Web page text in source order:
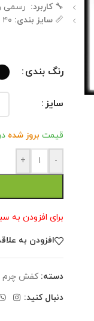
🔧کاربرد: رسمی
📏 سایز بندی:
رنگ بندی
سایز
قیمت بروز شده
-
+
برای افزودن به
افزودن به
دسته: کفش چرم
دنبال کنید: